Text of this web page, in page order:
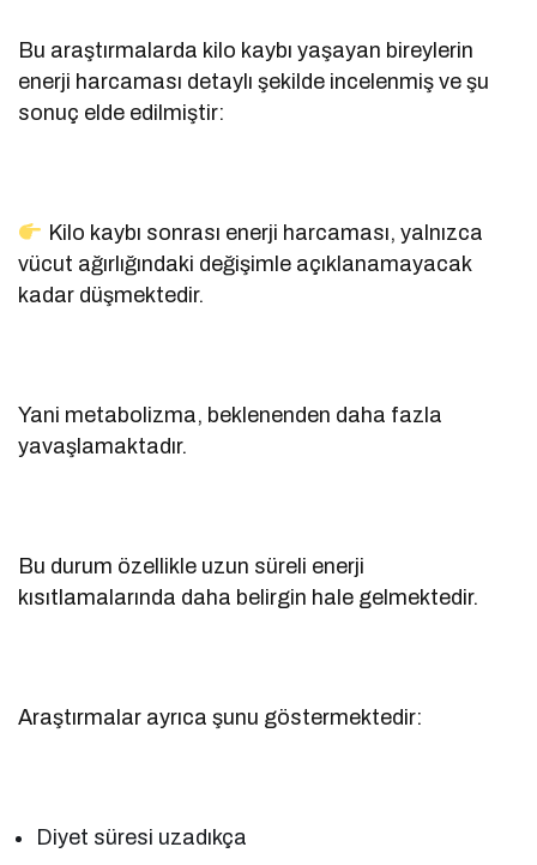
Bu araştırmalarda kilo kaybı yaşayan bireylerin
enerji harcaması detaylı şekilde incelenmiş ve şu
sonuç elde edilmiştir:
Kilo kaybı sonrası enerji harcaması, yalnızca
vücut ağırlığındaki değişimle açıklanamayacak
kadar düşmektedir.
Yani metabolizma, beklenenden daha fazla
yavaşlamaktadır.
Bu durum özellikle uzun süreli enerji
kısıtlamalarında daha belirgin hale gelmektedir.
Araştırmalar ayrıca şunu göstermektedir:
Diyet süresi uzadıkça